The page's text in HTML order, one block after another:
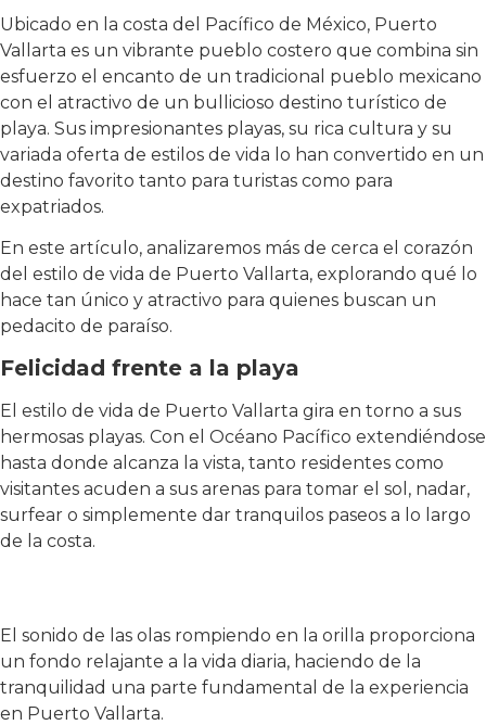
Ubicado en la costa del Pacífico de México, Puerto
Vallarta es un vibrante pueblo costero que combina sin
esfuerzo el encanto de un tradicional pueblo mexicano
con el atractivo de un bullicioso destino turístico de
playa. Sus impresionantes playas, su rica cultura y su
variada oferta de estilos de vida lo han convertido en un
destino favorito tanto para turistas como para
expatriados.
En este artículo, analizaremos más de cerca el corazón
del estilo de vida de Puerto Vallarta, explorando qué lo
hace tan único y atractivo para quienes buscan un
pedacito de paraíso.
Felicidad frente a la playa
El estilo de vida de Puerto Vallarta gira en torno a sus
hermosas playas. Con el Océano Pacífico extendiéndose
hasta donde alcanza la vista, tanto residentes como
visitantes acuden a sus arenas para tomar el sol, nadar,
surfear o simplemente dar tranquilos paseos a lo largo
de la costa.
El sonido de las olas rompiendo en la orilla proporciona
un fondo relajante a la vida diaria, haciendo de la
tranquilidad una parte fundamental de la experiencia
en Puerto Vallarta.